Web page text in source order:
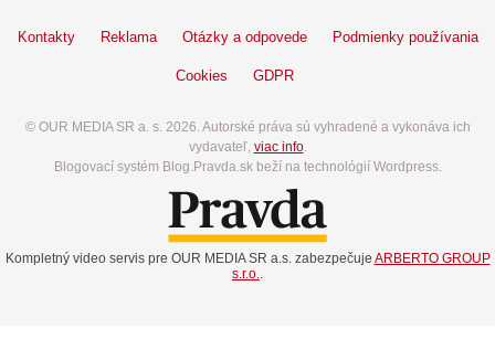
Kontakty Reklama Otázky a odpovede Podmienky používania
Cookies GDPR
© OUR MEDIA SR a. s. 2026. Autorské práva sú vyhradené a vykonáva ich
vydavateľ, viac info.
Blogovací systém Blog.Pravda.sk beží na technológií Wordpress.
Kompletný video servis pre OUR MEDIA SR a.s. zabezpečuje ARBERTO GROUP
s.r.o..